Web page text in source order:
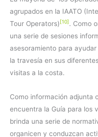
agrupados en la IAATO
Tour Operators)[10]. Como
una serie de sesiones
asesoramiento para
la travesía en sus
visitas a la costa.
Como información adjunta
encuentra la Guía para los
brinda una serie de
organicen y conduzcan